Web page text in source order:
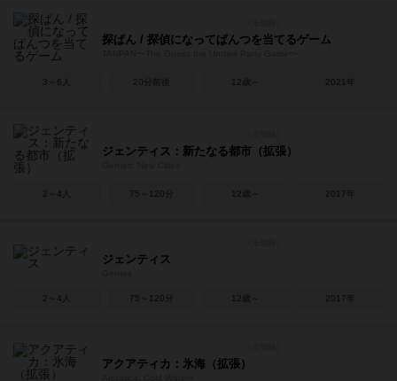
探ぱん / 探偵になってぱんつを当てるゲーム
3～6人 20分前後 12歳～ 2021年
ジェンティス：新たなる都市（拡張）
2～4人 75～120分 12歳～ 2017年
ジェンティス
2～4人 75～120分 12歳～ 2017年
アクアティカ：氷海（拡張）